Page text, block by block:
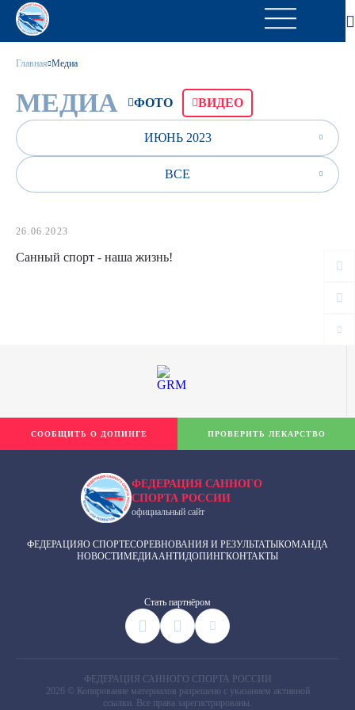
Главная Медиа
МЕДИА ФОТО ВИДЕО
ИЮНЬ 2023
ВСЕ
26.06.2023
Санный спорт - наша жизнь!
ФЕДЕРАЦИЯ САННОГО
СПОРТА РОССИИ
официальный сайт
ФЕДЕРАЦИЯО СПОРТЕСОРЕВНОВАНИЯ И РЕЗУЛЬТАТЫКОМАНДА
НОВОСТИМЕДИААНТИДОПИНГКОНТАКТЫ
Cтать партнёром
СООБЩИТЬ О ДОПИНГЕ ПРОВЕРИТЬ ЛЕКАРСТВО
ФЕДЕРАЦИЯ САННОГО СПОРТА РОССИИ
2026 © Копирование материалов разрешено с указанием активной
ссылки. Все права зарегистрированы.